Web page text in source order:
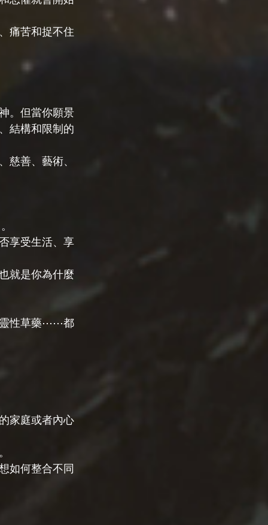
痛苦和捉不住
。但當你願景
結構和限制的
善、藝術、
享受生活、享
就是你為什麼
靈性草藥⋯⋯都
家庭或者內心
如何整合不同